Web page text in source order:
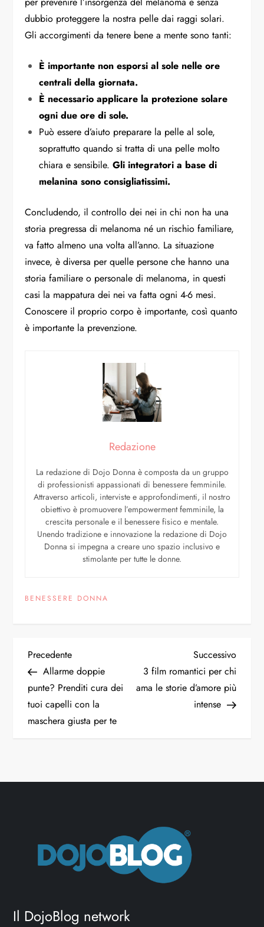
dubbio proteggere la nostra pelle dai raggi solari.
Gli accorgimenti da tenere bene a mente sono tanti:
È importante non esporsi al sole nelle ore
centrali della giornata.
È necessario applicare la protezione solare
ogni due ore di sole.
Può essere d’aiuto preparare la pelle al sole,
soprattutto quando si tratta di una pelle molto
chiara e sensibile.Gli integratori a base di
melanina sono consigliatissimi.
Concludendo, il controllo dei nei in chi non ha una
storia pregressa di melanoma né un rischio familiare,
va fatto almeno una volta all’anno. La situazione
invece, è diversa per quelle persone che hanno una
storia familiare o personale di melanoma, in questi
casi la mappatura dei nei va fatta ogni 4-6 mesi.
Conoscere il proprio corpo è importante, così quanto
è importante la prevenzione.
Redazione
La redazione di Dojo Donna è composta da un gruppo
di professionisti appassionati di benessere femminile.
Attraverso articoli, interviste e approfondimenti, il nostro
obiettivo è promuovere l’empowerment femminile, la
crescita personale e il benessere fisico e mentale.
Unendo tradizione e innovazione la redazione di Dojo
Donna si impegna a creare uno spazio inclusivo e
stimolante per tutte le donne.
BENESSERE DONNA
Precedente
Allarme doppie
punte? Prenditi cura dei
tuoi capelli con la
maschera giusta per te
Successivo
3 film romantici per chi
ama le storie d’amore più
intense
Il DojoBlog network